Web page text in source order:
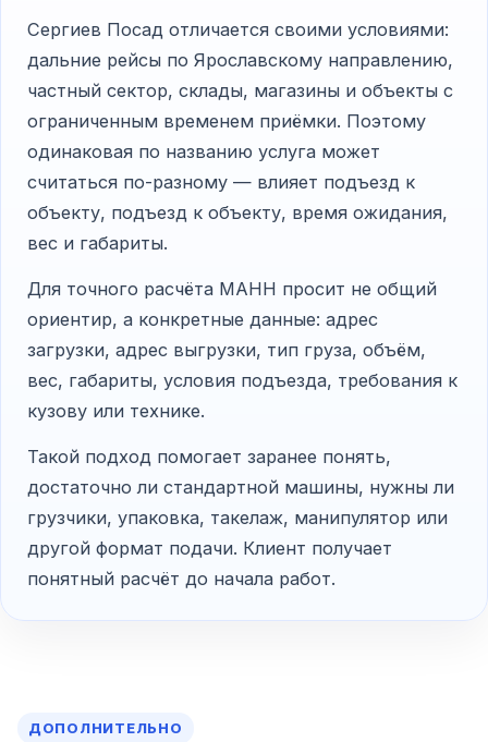
Сергиев Посад отличается своими условиями:
дальние рейсы по Ярославскому направлению,
частный сектор, склады, магазины и объекты с
ограниченным временем приёмки. Поэтому
одинаковая по названию услуга может
считаться по-разному — влияет подъезд к
объекту, подъезд к объекту, время ожидания,
вес и габариты.
Для точного расчёта МАНН просит не общий
ориентир, а конкретные данные: адрес
загрузки, адрес выгрузки, тип груза, объём,
вес, габариты, условия подъезда, требования к
кузову или технике.
Такой подход помогает заранее понять,
достаточно ли стандартной машины, нужны ли
грузчики, упаковка, такелаж, манипулятор или
другой формат подачи. Клиент получает
понятный расчёт до начала работ.
ДОПОЛНИТЕЛЬНО